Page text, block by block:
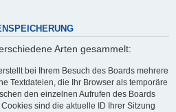
Arten gesammelt:
bei Ihrem Besuch des Boards mehrere
Textdateien, die Ihr Browser als temporäre
den einzelnen Aufrufen des Boards
sind die aktuelle ID Ihrer Sitzung